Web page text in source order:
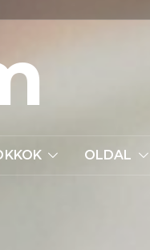
OLDAL